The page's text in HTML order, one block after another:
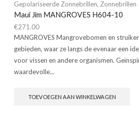
Gepolariseerde Zonnebrillen, Zonnebrillen
Maui Jim MANGROVES H604-10
€271.00
MANGROVES Mangrovebomen en
gebieden, waar ze langs de evenaar een
voor vissen en andere organismen.
waardevolle...
TOEVOEGEN AAN WINKELWAGEN